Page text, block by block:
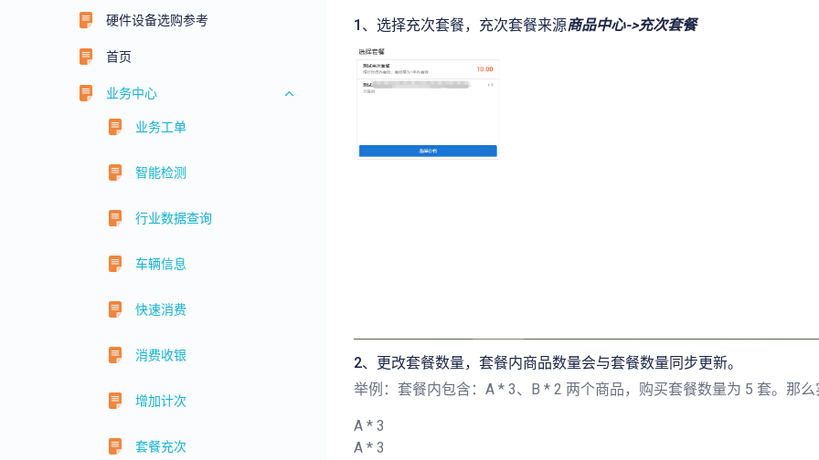
硬件设备选购参考
首页
业务中心
业务工单
智能检测
行业数据查询
车辆信息
快速消费
消费收银
增加计次
套餐充次
1、选择充次套餐，充次套餐来源商品中心->充次套餐
2、更改套餐数量，套餐内商品数量会与套餐数量同步更新。
举例：套餐内包含：A * 3、B * 2 两个商品，购买套餐数量为 5 套。那么
A * 3
A * 3